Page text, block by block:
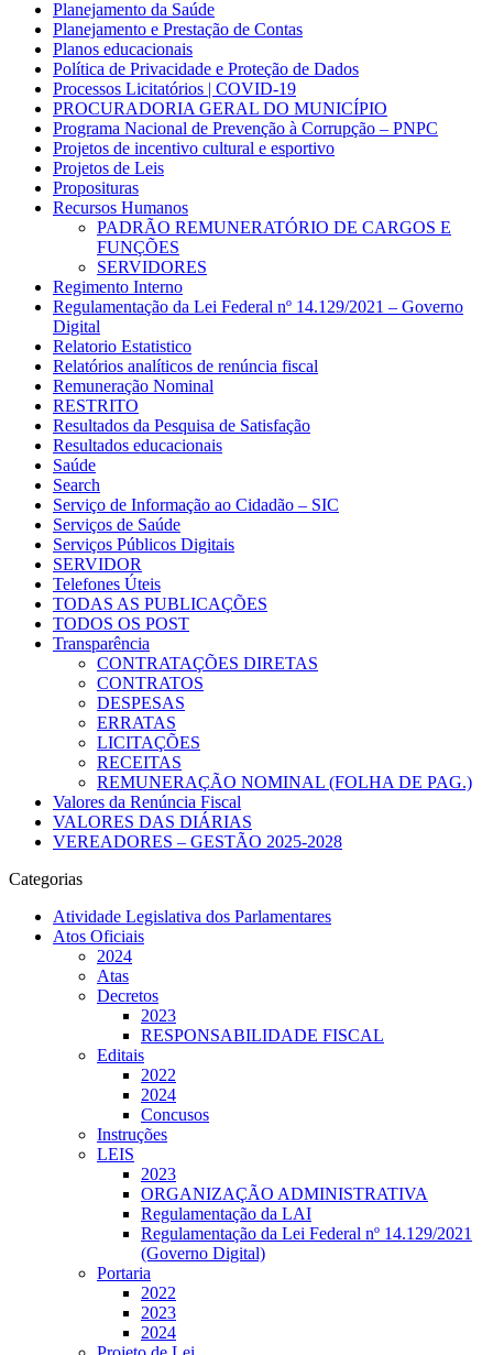
Planejamento da Saúde
Planejamento e Prestação de Contas
Planos educacionais
Política de Privacidade e Proteção de Dados
Processos Licitatórios | COVID-19
PROCURADORIA GERAL DO MUNICÍPIO
Programa Nacional de Prevenção à Corrupção – PNPC
Projetos de incentivo cultural e esportivo
Projetos de Leis
Proposituras
Recursos Humanos
PADRÃO REMUNERATÓRIO DE CARGOS E
FUNÇÕES
SERVIDORES
Regimento Interno
Regulamentação da Lei Federal nº 14.129/2021 – Governo
Digital
Relatorio Estatistico
Relatórios analíticos de renúncia fiscal
Remuneração Nominal
RESTRITO
Resultados da Pesquisa de Satisfação
Resultados educacionais
Saúde
Search
Serviço de Informação ao Cidadão – SIC
Serviços de Saúde
Serviços Públicos Digitais
SERVIDOR
Telefones Úteis
TODAS AS PUBLICAÇÕES
TODOS OS POST
Transparência
CONTRATAÇÕES DIRETAS
CONTRATOS
DESPESAS
ERRATAS
LICITAÇÕES
RECEITAS
REMUNERAÇÃO NOMINAL (FOLHA DE PAG.)
Valores da Renúncia Fiscal
VALORES DAS DIÁRIAS
VEREADORES – GESTÃO 2025-2028
Categorias
Atividade Legislativa dos Parlamentares
Atos Oficiais
2024
Atas
Decretos
2023
RESPONSABILIDADE FISCAL
Editais
2022
2024
Concusos
Instruções
LEIS
2023
ORGANIZAÇÃO ADMINISTRATIVA
Regulamentação da LAI
Regulamentação da Lei Federal nº 14.129/2021
(Governo Digital)
Portaria
2022
2023
2024